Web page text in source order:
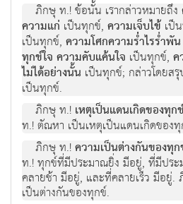
ภิกษุ ท.! ขอนั้น เรากลาวหมายถึง
ความแก เปนทุกข, ความเจ็บไข เป
เปนทุกข, ความโศกความร่่ำไรร่ำพั
ทุกขใจ ความคับแคนใจ เปนทุกข, ค
ไมไดอยางนั้น เปนทุกข; กลาวโดยส
เปนทุกข.
ภิกษุ ท.! เหตุเปนแดนเกิดของทุกข
ท.! ตัณหา เปนเหตุเปนแดนเกิดของทุ
ภิกษุ ท.!ความเปนตางกันของทุก
ท.! ทุกขที่มีประมาณยิ่ง มีอยู, ที่มีประ
คลายชา มีอยู, และที่คลายเร็ว มีอยู
เปนตางกันของทุกข.